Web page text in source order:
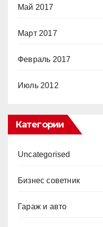
Май 2017
Март 2017
Февраль 2017
Июль 2012
Категории
Uncategorised
Бизнес советник
Гараж и авто